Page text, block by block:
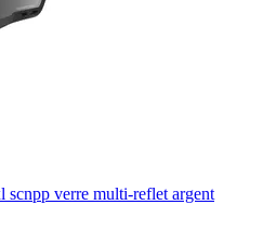
scnpp verre multi-reflet argent